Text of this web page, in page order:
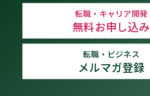
転職・キャリア開発
無料お申し込み
転職・ビジネス
メルマガ登録